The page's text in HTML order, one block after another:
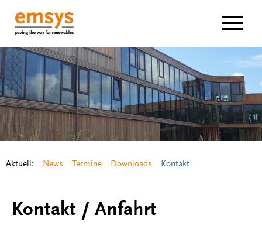
Aktuell: News Termine Downloads Kontakt
Kontakt / Anfahrt